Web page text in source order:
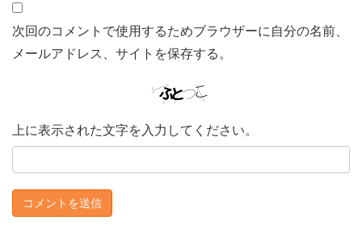
次回のコメントで使用するためブラウザーに自分の名前、
メールアドレス、サイトを保存する。
上に表示された文字を入力してください。